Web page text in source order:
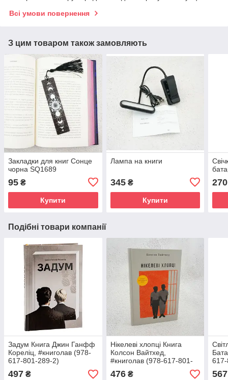
Всі умови повернення
З цим товаром також замовляють
Закладки для книг Сонце
чорна SQ1689
95 ₴
Купити
Лампа на книги
345₴
Купити
270
Подібні товари компанії
Задум Книга Джин Ганфф
Кореліц, #книголав (978-
617-801-289-2)
497 ₴
Нікелеві хлопці Книга
Колсон Вайтхед,
#книголав (978-617-801-
212-0)
476₴ 567